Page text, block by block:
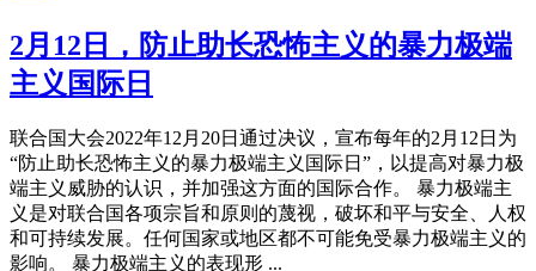
2月12日，防止助长恐怖主义的暴力极端
主义国际日
联合国大会2022年12月20日通过决议，宣布每年的2月12日为
“防止助长恐怖主义的暴力极端主义国际日”，以提高对暴力极
端主义威胁的认识，并加强这方面的国际合作。 暴力极端主
义是对联合国各项宗旨和原则的蔑视，破坏和平与安全、人权
和可持续发展。任何国家或地区都不可能免受暴力极端主义的
影响。 暴力极端主义的表现形 ...